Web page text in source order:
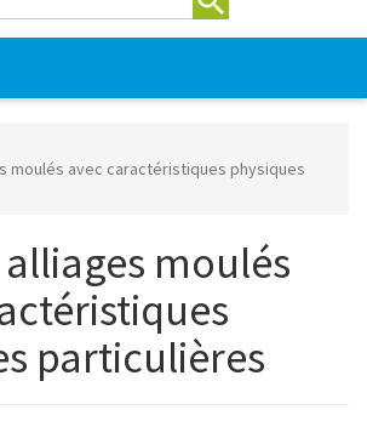
de recherche
moulés avec caractéristiques physiques
moulés
particulières